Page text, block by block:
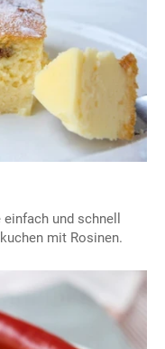
und schnell
mit Rosinen.